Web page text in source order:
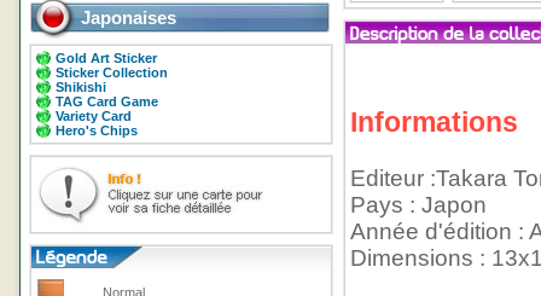
Japonaises
Gold Art Sticker
Sticker Collection
Shikishi
TAG Card Game
Variety Card
Hero's Chips
Normal
Informations
Editeur :Takara
Pays : Japon
Année d'édition :
Dimensions :